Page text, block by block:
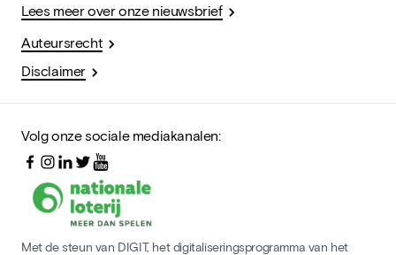
Lees meer over onze nieuwsbrief
Auteursrecht
Disclaimer
Volg onze sociale mediakanalen:
Met de steun van DIGIT, het digitaliseringsprogramma van het